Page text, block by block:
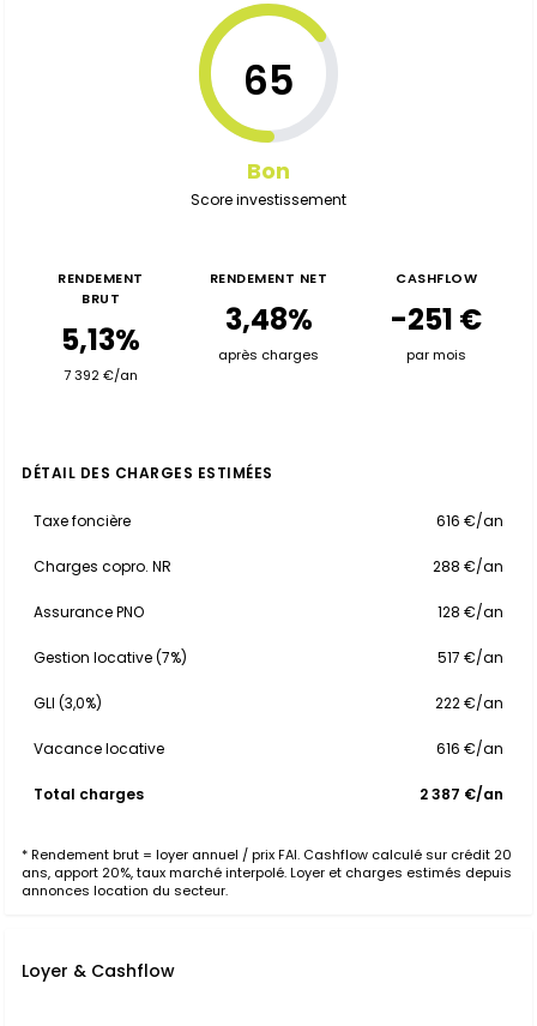
65
Bon
Score investissement
RENDEMENT
BRUT
5,13%
7 392 €/an
RENDEMENT NET
3,48%
après charges
CASHFLOW
-251 €
par mois
DÉTAIL DES CHARGES ESTIMÉES
Taxe foncière 616 €/an
Charges copro. NR 288 €/an
Assurance PNO 128 €/an
Gestion locative (7%) 517 €/an
GLI (3,0%) 222 €/an
Vacance locative 616 €/an
Total charges 2 387 €/an
* Rendement brut = loyer annuel / prix FAI. Cashflow calculé sur crédit 20
ans, apport 20%, taux marché interpolé. Loyer et charges estimés depuis
annonces location du secteur.
Loyer & Cashflow